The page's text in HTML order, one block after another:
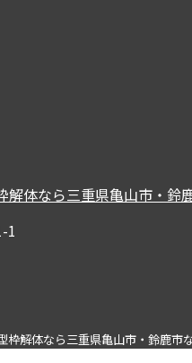
1
解体なら三重県亀山市・鈴鹿